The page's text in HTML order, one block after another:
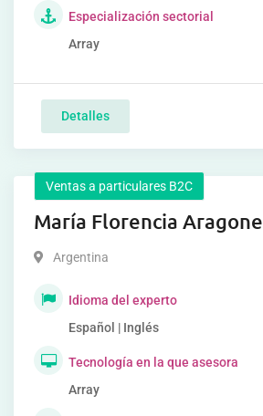
Especialización sectorial
Array
Detalles
Ventas a particulares B2C
María Florencia Aragone
Argentina
Idioma del experto
Español | Inglés
Tecnología en la que asesora
Array